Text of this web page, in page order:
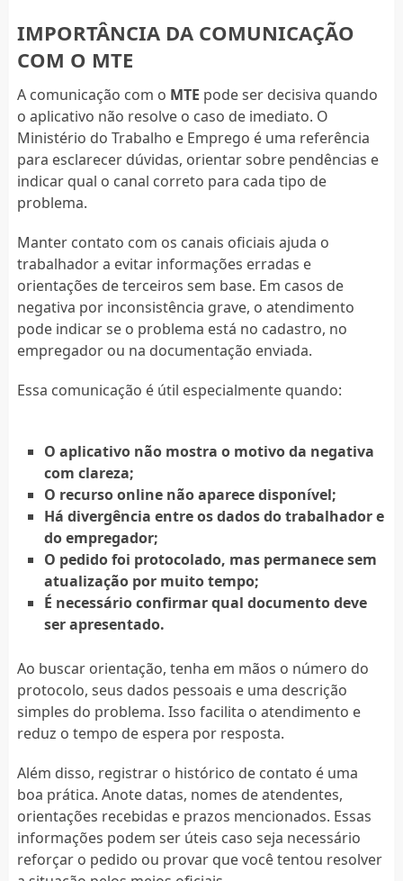
IMPORTÂNCIA DA COMUNICAÇÃO
COM O MTE
A comunicação com o MTE pode ser decisiva quando
o aplicativo não resolve o caso de imediato. O
Ministério do Trabalho e Emprego é uma referência
para esclarecer dúvidas, orientar sobre pendências e
indicar qual o canal correto para cada tipo de
problema.
Manter contato com os canais oficiais ajuda o
trabalhador a evitar informações erradas e
orientações de terceiros sem base. Em casos de
negativa por inconsistência grave, o atendimento
pode indicar se o problema está no cadastro, no
empregador ou na documentação enviada.
Essa comunicação é útil especialmente quando:
O aplicativo não mostra o motivo da negativa
com clareza;
O recurso online não aparece disponível;
Há divergência entre os dados do trabalhador e
do empregador;
O pedido foi protocolado, mas permanece sem
atualização por muito tempo;
É necessário confirmar qual documento deve
ser apresentado.
Ao buscar orientação, tenha em mãos o número do
protocolo, seus dados pessoais e uma descrição
simples do problema. Isso facilita o atendimento e
reduz o tempo de espera por resposta.
Além disso, registrar o histórico de contato é uma
boa prática. Anote datas, nomes de atendentes,
orientações recebidas e prazos mencionados. Essas
informações podem ser úteis caso seja necessário
reforçar o pedido ou provar que você tentou resolver